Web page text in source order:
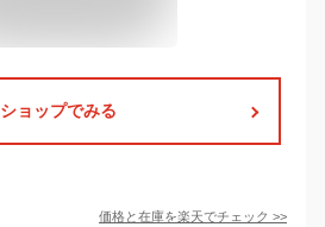
ショップでみる
価格と在庫を楽天でチェック >>